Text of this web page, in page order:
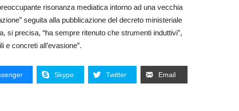
risonanza mediatica intorno ad una vecchia
seguita alla pubblicazione del decreto ministeriale
si precisa, “ha sempre ritenuto che strumenti induttivi”,
e concreti all’evasione”.
Skype Twitter Email